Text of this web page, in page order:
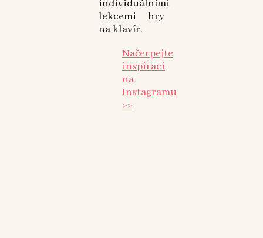
individuálními
lekcemi hry
na klavír.
Načerpejte
inspiraci
na
Instagramu
>>